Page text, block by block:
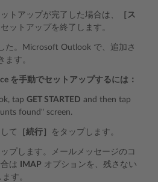
トアップが完了した場合は、
［ス
ットアップを終了します。
た。Microsoft Outlook で、追加さ
ます。
を手動でセットアップするには：
tap GET STARTED and then tap
found" screen.
て ［続行］ をタップします。
プします。メールメッセージのコ
は
IMAP オプションを、残さない
す。